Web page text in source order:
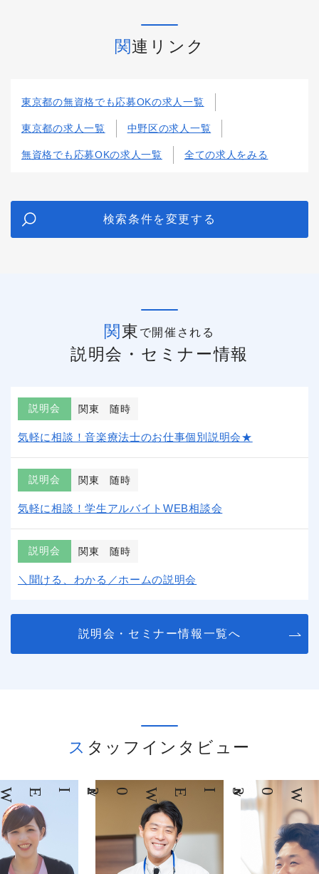
関連リンク
東京都の無資格でも応募OKの求人一覧
東京都の求人一覧 中野区の求人一覧
無資格でも応募OKの求人一覧 全ての求人をみる
検索条件を変更する
関東 で開催される
説明会・セミナー情報
説明会 関東 随時
気軽に相談！音楽療法士のお仕事個別説明会★
説明会 関東 随時
気軽に相談！学生アルバイトWEB相談会
説明会 関東 随時
＼聞ける、わかる／ホームの説明会
説明会・セミナー情報一覧へ
スタッフインタビュー
INTERVIEW INTERVIEW
02 03